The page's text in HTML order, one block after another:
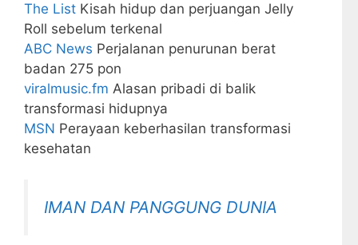
The List Kisah hidup dan perjuangan Jelly
Roll sebelum terkenal
ABC News Perjalanan penurunan berat
badan 275 pon
viralmusic.fm Alasan pribadi di balik
transformasi hidupnya
MSN Perayaan keberhasilan transformasi
kesehatan
IMAN DAN PANGGUNG DUNIA